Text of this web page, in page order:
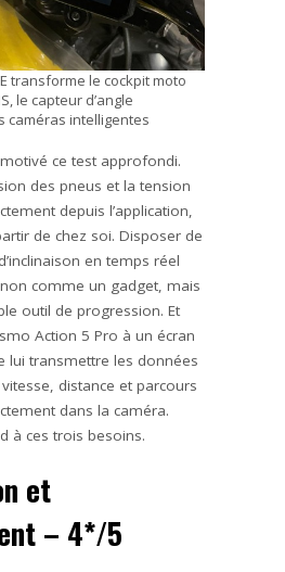
transforme le cockpit moto
le capteur d’angle
caméras intelligentes
ce test approfondi.
des pneus et la tension
depuis l’application,
de chez soi. Disposer de
en temps réel
comme un gadget, mais
outil de progression. Et
Action 5 Pro à un écran
lui transmettre les données
distance et parcours
dans la caméra.
à ces trois besoins.
et
– 4*/5